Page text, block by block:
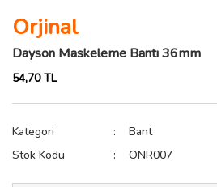
Orjinal
Dayson Maskeleme Bantı 36mm
54,70 TL
Kategori
Bant
Stok Kodu
ONR007